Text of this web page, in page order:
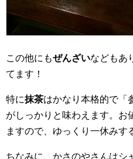
この他にもぜんざいなどもあ
てます！
特に抹茶はかなり本格的で「
がしっかりと味わえます。お
ますので、ゆっくり一休みす
ちなみに、かさのやさんはシ